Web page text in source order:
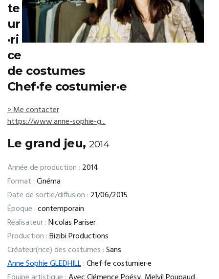
te
ur
·ri
ce
de costumes
Chef·fe costumier·e
> Me contacter
https://www.anne-sophie-g...
Le grand jeu,2014
Année de production : 2014
Format :Cinéma
Date de sortie/diffusion : 21/06/2015
Époque :contemporain
Réalisateur :Nicolas Pariser
Production :Bizibi Productions
Créateur(rice) des costumes :Sans
Anne Sophie GLEDHILL:Chef·fe costumier·e